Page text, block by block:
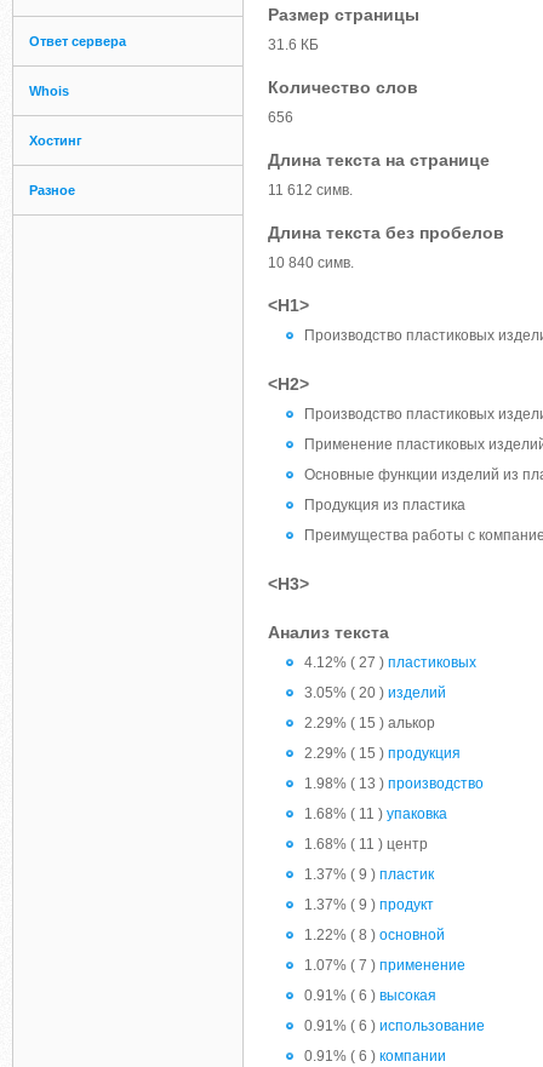
Ответ сервера
Whois
Хостинг
Разное
Размер страницы
31.6 КБ
Количество слов
656
Длина текста на странице
11 612 симв.
Длина текста без пробелов
10 840 симв.
<H1>
Производство пластиковых
<H2>
Производство пластиковых
Применение пластиковых
Основные функции изделий из
Продукция из пластика
Преимущества работы с
<H3>
Анализ текста
4.12% ( 27 ) пластиковых
3.05% ( 20 ) изделий
2.29% ( 15 ) алькор
2.29% ( 15 ) продукция
1.98% ( 13 ) производство
1.68% ( 11 ) упаковка
1.68% ( 11 ) центр
1.37% ( 9 ) пластик
1.37% ( 9 ) продукт
1.22% ( 8 ) основной
1.07% ( 7 ) применение
0.91% ( 6 ) высокая
0.91% ( 6 ) использование
0.91% ( 6 ) компании